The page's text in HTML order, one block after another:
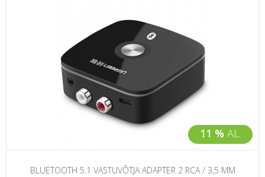
11 % AL.
BLUETOOTH 5.1 VASTUVÕTJA ADAPTER 2 RCA / 3,5 MM